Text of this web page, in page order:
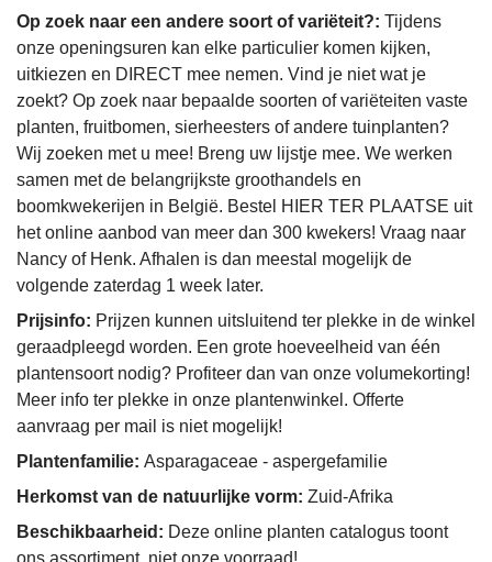
Op zoek naar een andere soort of variëteit?: Tijdens
onze openingsuren kan elke particulier komen kijken,
uitkiezen en DIRECT mee nemen. Vind je niet wat je
zoekt? Op zoek naar bepaalde soorten of variëteiten vaste
planten, fruitbomen, sierheesters of andere tuinplanten?
Wij zoeken met u mee! Breng uw lijstje mee. We werken
samen met de belangrijkste groothandels en
boomkwekerijen in België. Bestel HIER TER PLAATSE uit
het online aanbod van meer dan 300 kwekers! Vraag naar
Nancy of Henk. Afhalen is dan meestal mogelijk de
volgende zaterdag 1 week later.
Prijsinfo: Prijzen kunnen uitsluitend ter plekke in de winkel
geraadpleegd worden. Een grote hoeveelheid van één
plantensoort nodig? Profiteer dan van onze volumekorting!
Meer info ter plekke in onze plantenwinkel. Offerte
aanvraag per mail is niet mogelijk!
Plantenfamilie: Asparagaceae - aspergefamilie
Herkomst van de natuurlijke vorm: Zuid-Afrika
Beschikbaarheid: Deze online planten catalogus toont
ons assortiment, niet onze voorraad!